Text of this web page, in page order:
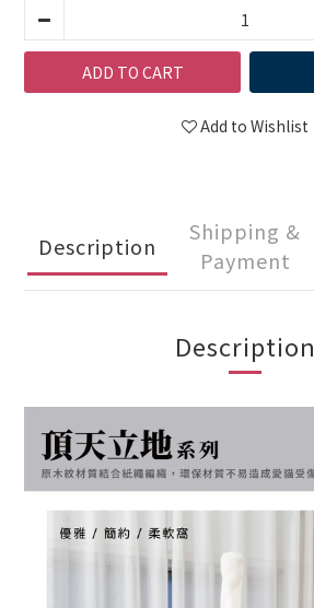
ADD TO CART
Add to Wishlist
Description
Shipping &
Payment
Description